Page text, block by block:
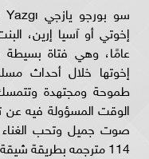
عامًا، وهي فتاة
طموحة ومجتهدة
الوقت المسؤولة فيه عن
صوت جميل وتحب
114 مترجمه بطريقة شيقة ومثيرة.